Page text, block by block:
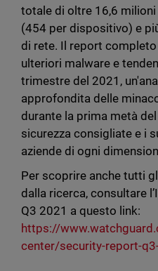
totale di oltre 16,6
(454 per dispositivo) e
di rete. Il report
ulteriori malware e
trimestre del 2021,
approfondita delle
durante la prima metà
sicurezza consigliate e i
aziende di ogni
Per scoprire anche tutti
dalla ricerca, consultare
Q3 2021 a questo link:
https://
center/security-report-